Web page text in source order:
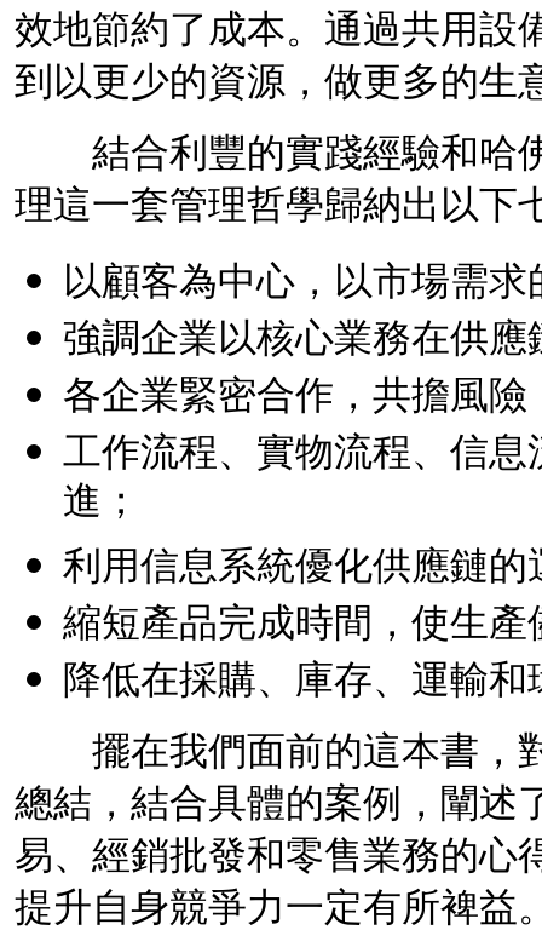
效地節約了成本。通過共用設
到以更少的資源，做更多的生
結合利豐的實踐經驗和哈
理這一套管理哲學歸納出以下
以顧客為中心，以市場需
強調企業以核心業務在供應
各企業緊密合作，共擔風險
工作流程、實物流程、信
進；
利用信息系統優化供應鏈的
縮短產品完成時間，使生
降低在採購、庫存、運輸
擺在我們面前的這本書，對
總結，結合具體的案例，闡述
易、經銷批發和零售業務的心
提升自身競爭力一定有所裨益